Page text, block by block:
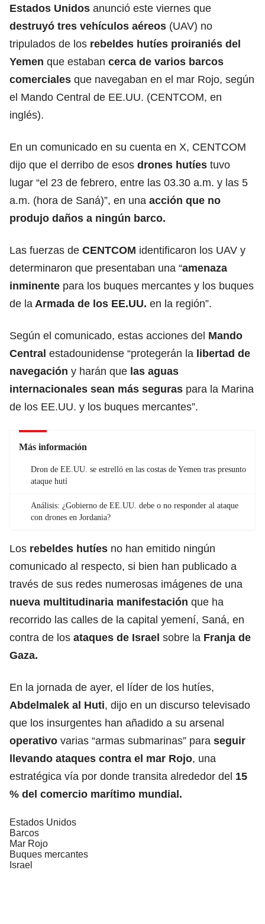
Estados Unidos anunció este viernes que
destruyó tres vehículos aéreos (UAV) no
tripulados de los rebeldes hutíes proiraniés del
Yemen que estaban cerca de varios barcos
comerciales que navegaban en el mar Rojo, según
el Mando Central de EE.UU. (CENTCOM, en
inglés).
En un comunicado en su cuenta en X, CENTCOM
dijo que el derribo de esos drones hutíes tuvo
lugar “el 23 de febrero, entre las 03.30 a.m. y las 5
a.m. (hora de Saná)”, en una acción que no
produjo daños a ningún barco.
Las fuerzas de CENTCOM identificaron los UAV y
determinaron que presentaban una “amenaza
inminente para los buques mercantes y los buques
de la Armada de los EE.UU. en la región”.
Según el comunicado, estas acciones del Mando
Central estadounidense “protegerán la libertad de
navegación y harán que las aguas
internacionales sean más seguras para la Marina
de los EE.UU. y los buques mercantes”.
Más información
Dron de EE.UU. se estrelló en las costas de Yemen tras presunto
ataque hutí
Análisis: ¿Gobierno de EE.UU. debe o no responder al ataque
con drones en Jordania?
Los rebeldes hutíes no han emitido ningún
comunicado al respecto, si bien han publicado a
través de sus redes numerosas imágenes de una
nueva multitudinaria manifestación que ha
recorrido las calles de la capital yemení, Saná, en
contra de los ataques de Israel sobre la Franja de
Gaza.
En la jornada de ayer, el líder de los hutíes,
Abdelmalek al Huti, dijo en un discurso televisado
que los insurgentes han añadido a su arsenal
operativo varias “armas submarinas” para seguir
llevando ataques contra el mar Rojo, una
estratégica vía por donde transita alrededor del 15
% del comercio marítimo mundial.
Estados Unidos
Barcos
Mar Rojo
Buques mercantes
Israel